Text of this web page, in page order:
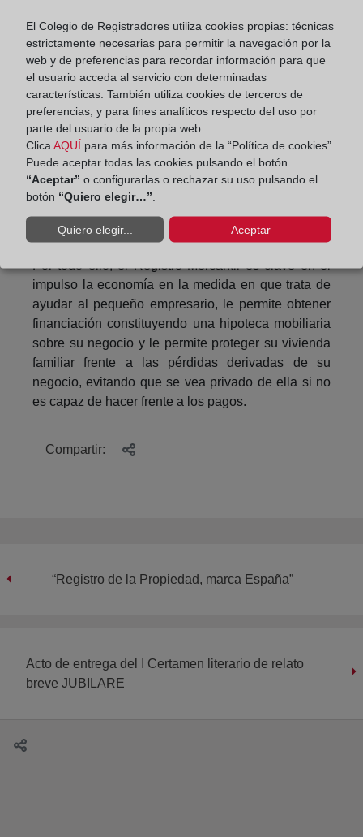
de embargo por deudas empresariales.
Es decir, gracias a la coordinación entre Registro
Mercantil y Registro de la Propiedad, la vivienda
familiar del pequeño comerciante no podrá ser
embargada por las deudas que se deriven de su
negocio, y ese emprendedor únicamente seguirá
respondiendo por deudas con la Agencia Tributaria,
con la Seguridad Social, y aquellas que sean
anteriores a la inscripción en el Registro Mercantil
de su condición de Emprendedor de
Responsabilidad Limitada.
Por todo ello, el Registro Mercantil es clave en el
impulso la economía en la medida en que trata de
ayudar al pequeño empresario, le permite obtener
financiación constituyendo una hipoteca mobiliaria
sobre su negocio y le permite proteger su vivienda
familiar frente a las pérdidas derivadas de su
negocio, evitando que se vea privado de ella si no
es capaz de hacer frente a los pagos.
Compartir:
“Registro de la Propiedad, marca España”
Acto de entrega del I Certamen literario de relato
breve JUBILARE
El Colegio de Registradores utiliza cookies propias: técnicas
estrictamente necesarias para permitir la navegación por la
web y de preferencias para recordar información para que
el usuario acceda al servicio con determinadas
características. También utiliza cookies de terceros de
preferencias, y para fines analíticos respecto del uso por
parte del usuario de la propia web.
Clica AQUÍ para más información de la “Política de cookies”.
Puede aceptar todas las cookies pulsando el botón
“Aceptar” o configurarlas o rechazar su uso pulsando el
botón “Quiero elegir…”
Quiero elegir... Aceptar